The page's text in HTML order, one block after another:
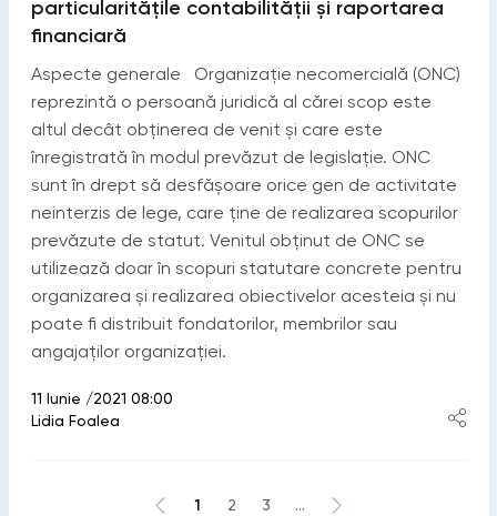
particularitățile contabilității și raportarea
financiară
Aspecte generale Organizație necomercială (ONC)
reprezintă o persoană juridică al cărei scop este
altul decât obţinerea de venit şi care este
înregistrată în modul prevăzut de legislaţie. ONC
sunt în drept să desfăşoare orice gen de activitate
neinterzis de lege, care ţine de realizarea scopurilor
prevăzute de statut. Venitul obţinut de ONC se
utilizează doar în scopuri statutare concrete pentru
organizarea şi realizarea obiectivelor acesteia şi nu
poate fi distribuit fondatorilor, membrilor sau
angajaților organizației.
11 Iunie /2021 08:00
Lidia Foalea
1 2 3 ...